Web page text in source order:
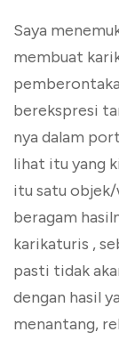
Saya
membuat
berekspresi
nya dalam
lihat itu yang
itu satu
beragam
karikaturis ,
pasti tidak
dengan hasil
menantang,